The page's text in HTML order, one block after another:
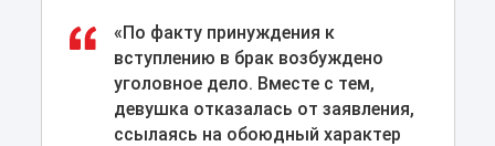
«По факту принуждения к
вступлению в брак возбуждено
уголовное дело. Вместе с тем,
девушка отказалась от заявления,
ссылаясь на обоюдный характер